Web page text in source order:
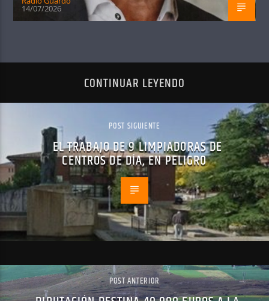
14/07/2026
CONTINUAR LEYENDO
POST SIGUIENTE
EL TRABAJO DE 9 LIMPIADORAS DE
CENTROS DE DÍA, EN PELIGRO
POST ANTERIOR